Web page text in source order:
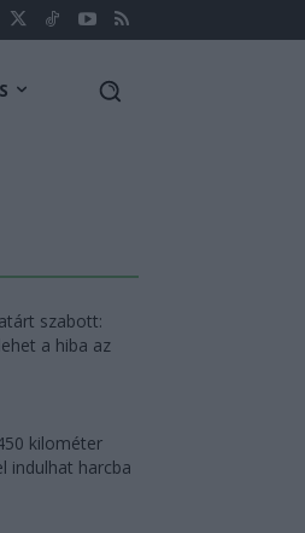
szabott:
a hiba az
kilométer
indulhat harcba